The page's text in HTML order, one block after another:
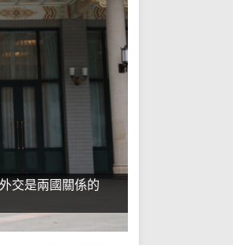
交是兩國關係的